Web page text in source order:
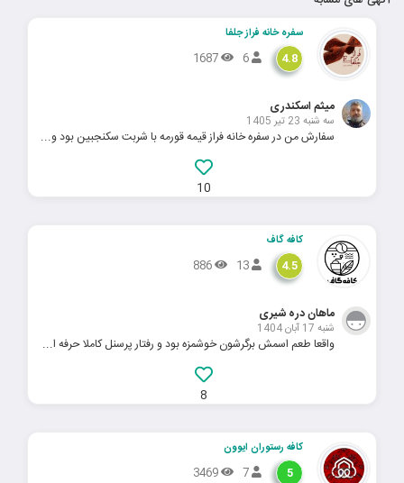
سفره خانه فراز جلفا
4.8
میثم اسکندری
سه شنبه 23 تیر 1405
سفارش من در سفره خانه فراز قیمه قورمه با شربت سکنجبین بود و...
10
کافه گاف
4.5
ماهان دره شیری
شنبه 17 آبان 1404
واقعا طعم اسمش برگرشون خوشمزه بود و رفتار پرسنل کاملا حرفه ا...
8
کافه رستوران ایوون
5